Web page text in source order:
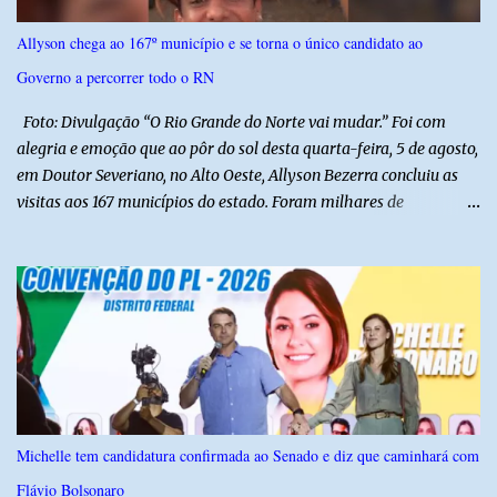
pública. Segundo a Polícia Federal, a atuação dele contou com a
ajuda de Luchsinger e se concentrou no Ministério da Saúde e no
Allyson chega ao 167º município e se torna o único candidato ao
Governo a percorrer todo o RN
Foto: Divulgação “O Rio Grande do Norte vai mudar.” Foi com
alegria e emoção que ao pôr do sol desta quarta-feira, 5 de agosto,
em Doutor Severiano, no Alto Oeste, Allyson Bezerra concluiu as
visitas aos 167 municípios do estado. Foram milhares de
Governador Allyson Bezerra concluiu as agendas do 167 Razões RN
após visitar todas as cidades potiguares, dos pequenos municípios
aos maiores centros do estado. A caminhada começou em 29 de
março pelo município de Touros, Marco Zero da BR-101 e foi
concluída nesta quarta-feira depois de 129 dias entre a primeira e
a última visita. Os registros estão sendo publicados no perfil do
de perto as potencialidades, as belezas, a cultura e a força do povo,
Michelle tem candidatura confirmada ao Senado e diz que caminhará com
Flávio Bolsonaro